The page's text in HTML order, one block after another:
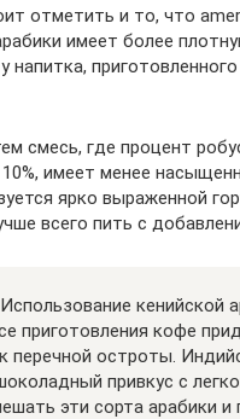
отметить и то, что
имеет более
напитка,
смесь, где процент
имеет менее
ярко выраженной
всего пить с
кенийской
приготовления кофе
перечной остроты.
привкус с
эти сорта арабики и